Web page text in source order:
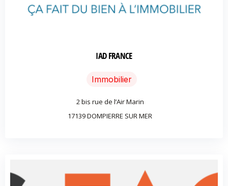
IAD FRANCE
Immobilier
2 bis rue de l’Air Marin
17139 DOMPIERRE SUR MER